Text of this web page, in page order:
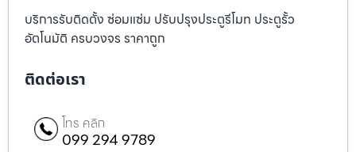
บริการรับติดตั้ง ซ่อมแซ่ม ปรับปรุงประตูรีโมท ประตูรั้ว
อัตโนมัติ ครบวงจร ราคาถูก
ติดต่อเรา
โทร คลิก
099 294 9789